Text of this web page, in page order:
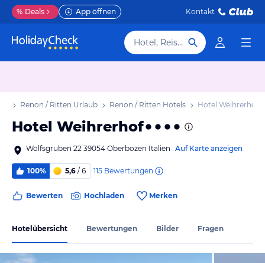
% Deals App öffnen Kontakt
Hotel, Reiseziel
Renon / Ritten Urlaub Renon / Ritten Hotels Hotel Weihrerhof
Hotel Weihrerhof
Wolfsgruben 22 39054 Oberbozen Italien Auf Karte anzeigen
100% 5,6 / 6 115 Bewertungen
Bewerten Hochladen Merken
Hotelübersicht Bewertungen Bilder Fragen